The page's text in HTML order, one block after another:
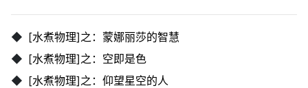
◆ [水煮物理]之：蒙娜丽莎的智慧
◆ [水煮物理]之：空即是色
◆ [水煮物理]之：仰望星空的人